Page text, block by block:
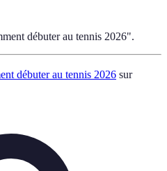
débuter au tennis 2026".
débuter au tennis 2026 sur